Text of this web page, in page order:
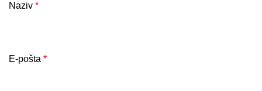
Naziv *
E-pošta *